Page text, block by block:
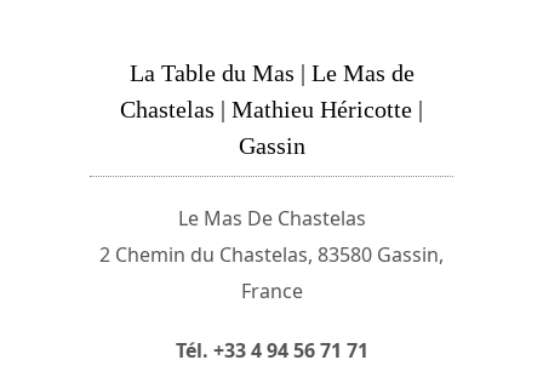
La Table du Mas | Le Mas de
Chastelas | Mathieu Héricotte |
Gassin
Le Mas De Chastelas
2 Chemin du Chastelas, 83580 Gassin,
France
Tél. +33 4 94 56 71 71